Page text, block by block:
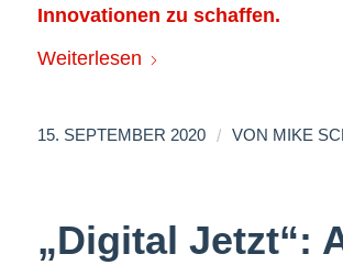
Innovationen zu schaffen.
Weiterlesen
15. SEPTEMBER 2020 / VON MIKE
„Digital Jetzt“: